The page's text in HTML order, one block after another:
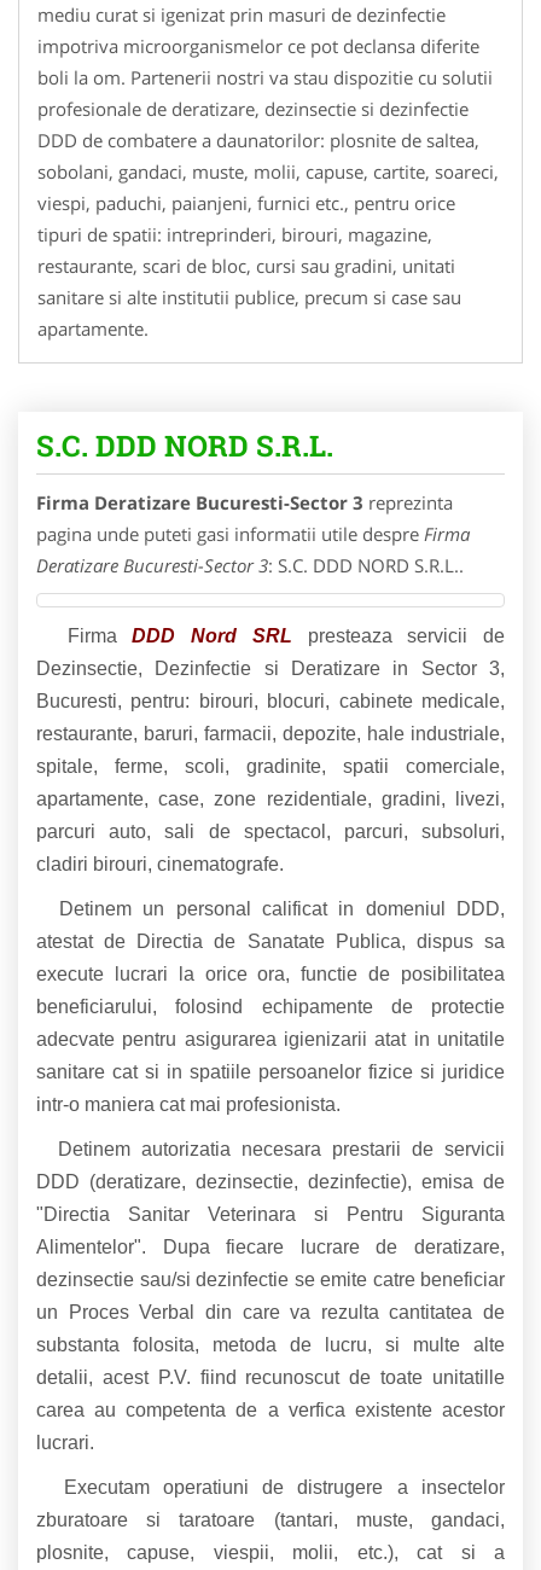
mediu curat si igenizat prin masuri de dezinfectie
impotriva microorganismelor ce pot declansa diferite
boli la om. Partenerii nostri va stau dispozitie cu solutii
profesionale de deratizare, dezinsectie si dezinfectie
DDD de combatere a daunatorilor: plosnite de saltea,
sobolani, gandaci, muste, molii, capuse, cartite, soareci,
viespi, paduchi, paianjeni, furnici etc., pentru orice
tipuri de spatii: intreprinderi, birouri, magazine,
restaurante, scari de bloc, cursi sau gradini, unitati
sanitare si alte institutii publice, precum si case sau
apartamente.
S.C. DDD NORD S.R.L.
Firma Deratizare Bucuresti-Sector 3 reprezinta
pagina unde puteti gasi informatii utile despre Firma
Deratizare Bucuresti-Sector 3: S.C. DDD NORD S.R.L..
FirmaDDD Nord SRL presteaza servicii de
Dezinsectie, Dezinfectie si Deratizare in Sector 3,
Bucuresti, pentru: birouri, blocuri, cabinete medicale,
restaurante, baruri, farmacii, depozite, hale industriale,
spitale, ferme, scoli, gradinite, spatii comerciale,
apartamente, case, zone rezidentiale, gradini, livezi,
parcuri auto, sali de spectacol, parcuri, subsoluri,
cladiri birouri, cinematografe.
Detinem un personal calificat in domeniul DDD,
atestat de Directia de Sanatate Publica, dispus sa
execute lucrari la orice ora, functie de posibilitatea
beneficiarului, folosind echipamente de protectie
adecvate pentru asigurarea igienizarii atat in unitatile
sanitare cat si in spatiile persoanelor fizice si juridice
intr-o maniera cat mai profesionista.
Detinem autorizatia necesara prestarii de servicii
DDD (deratizare, dezinsectie, dezinfectie), emisa de
"Directia Sanitar Veterinara si Pentru Siguranta
Alimentelor". Dupa fiecare lucrare de deratizare,
dezinsectie sau/si dezinfectie se emite catre beneficiar
un Proces Verbal din care va rezulta cantitatea de
substanta folosita, metoda de lucru, si multe alte
detalii, acest P.V. fiind recunoscut de toate unitatille
carea au competenta de a verfica existente acestor
lucrari.
Executam operatiuni de distrugere a insectelor
zburatoare si taratoare (tantari, muste, gandaci,
plosnite, capuse, viespii, molii, etc.), cat si a